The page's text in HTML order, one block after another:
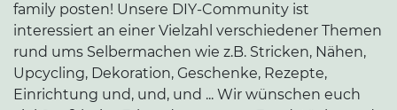
family posten! Unsere DIY-Community ist
interessiert an einer Vielzahl verschiedener Themen
rund ums Selbermachen wie z.B. Stricken, Nähen,
Upcycling, Dekoration, Geschenke, Rezepte,
Einrichtung und, und, und ... Wir wünschen euch